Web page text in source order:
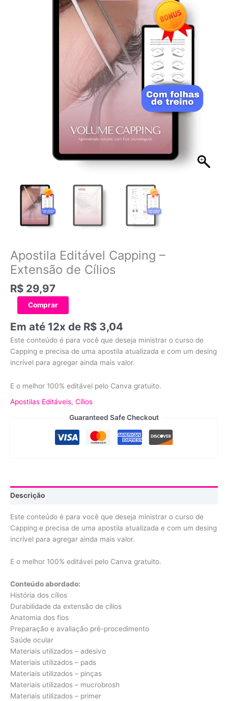
Apostila Editável Capping –
Extensão de Cílios
R$ 29,97
Comprar
Em até 12x de R$ 3,04
Este conteúdo é para você que deseja ministrar o curso de
Capping e precisa de uma apostila atualizada e com um desing
incrível para agregar ainda mais valor.
E o melhor 100% editável pelo Canva gratuito.
Apostilas Editáveis, Cílios
Guaranteed Safe Checkout
Descrição
Este conteúdo é para você que deseja ministrar o curso de
Capping e precisa de uma apostila atualizada e com um desing
incrível para agregar ainda mais valor.
E o melhor 100% editável pelo Canva gratuito.
Conteúdo abordado:
História dos cílios
Durabilidade da extensão de cílios
Anatomia dos fios
Preparação e avaliação pré-procedimento
Saúde ocular
Materiais utilizados – adesivo
Materiais utilizados – pads
Materiais utilizados – pinças
Materiais utilizados – mucrobrosh
Materiais utilizados – primer